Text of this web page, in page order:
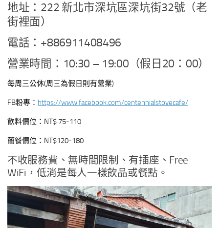
地址：222 新北市深坑區深坑街32號（老
街裡面）
電話：+886911408496
營業時間：10:30 – 19:00（假日20：00）
每周三公休(周三為假日則有營業)
FB粉專： https://www.facebook.com/centennialstovecafe/
飲料價位：NT$ 75-110
簡餐價位：NT$120-180
不收服務費、無時間限制、有插座、Free
WiFi，低消是每人一樣飲品或餐點。